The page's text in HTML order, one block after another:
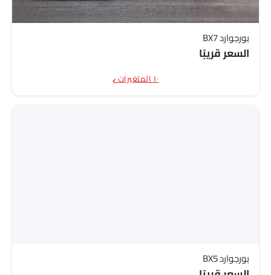
بورجوارد BX7
السعر قريبًا
١٠ المتغيرات
بورجوارد BX5